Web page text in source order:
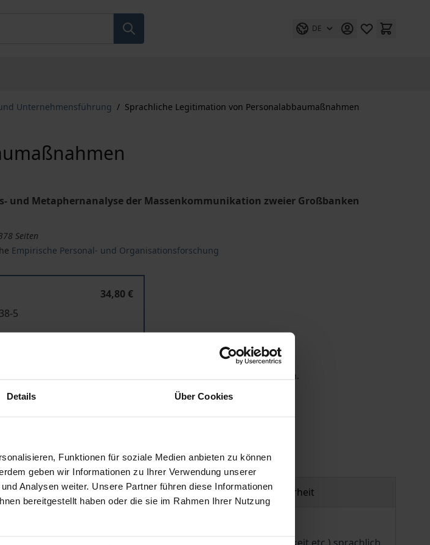
Details Über Cookies
Funktionen für soziale Medien anbieten zu können
geben wir Informationen zu Ihrer Verwendung unserer
Analysen weiter. Unsere Partner führen diese Informationen
bereitgestellt haben oder die sie im Rahmen Ihrer Nutzung
DE
Unternehmensführung / Sprachliche Legitimation von Personalabbaumaßnahmen
und Metaphernanalyse der Massenkommunikation zweier Großbanken
Seiten
Empirische Personal- und Organisationsforschung
34,80 €
5
Abhängig von der Lieferadresse kann die MwSt. an der Kasse variieren.
Angaben Produktsicherheit